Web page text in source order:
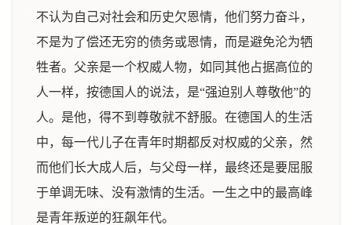
不认为自己对社会和历史欠恩情，他们努力奋斗，
不是为了偿还无穷的债务或恩情，而是避免沦为牺
牲者。父亲是一个权威人物，如同其他占据高位的
人一样，按德国人的说法，是“强迫别人尊敬他”的
人。是他，得不到尊敬就不舒服。在德国人的生活
中，每一代儿子在青年时期都反对权威的父亲，然
而他们长大成人后，与父母一样，最终还是要屈服
于单调无味、没有激情的生活。一生之中的最高峰
是青年叛逆的狂飙年代。